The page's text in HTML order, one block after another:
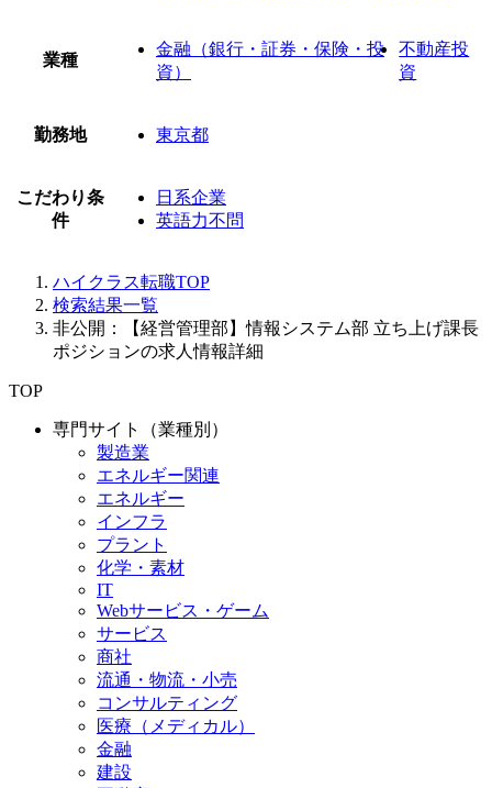
業種
金融（銀行・証券・保険・投
資）
不動産投
資
勤務地 東京都
こだわり条
件
日系企業
英語力不問
ハイクラス転職TOP
検索結果一覧
非公開：【経営管理部】情報システム部 立ち上げ課長
ポジションの求人情報詳細
TOP
専門サイト（業種別）
製造業
エネルギー関連
エネルギー
インフラ
プラント
化学・素材
IT
Webサービス・ゲーム
サービス
商社
流通・物流・小売
コンサルティング
医療（メディカル）
金融
建設